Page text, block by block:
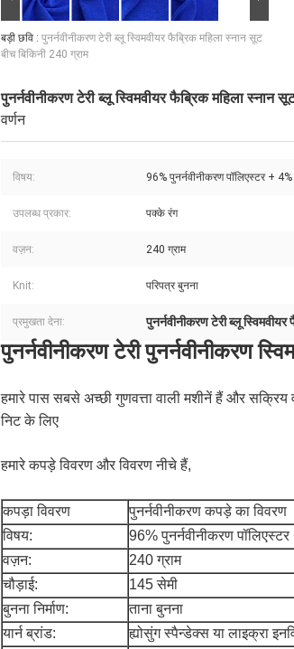
बड़ी छवि : पुनर्नवीनीकरण टेरी ब्लू स्विमवीयर फैब्रिक महिला स्नान सूट
बीच बिकिनी 240 ग्राम
पुनर्नवीनीकरण टेरी ब्लू स्विमवीयर फैब्रिक महिला स्नान
वर्णन
विषय: 96% पुनर्नवीनीकरण पॉलिएस्टर +
उपलब्ध प्रकार: पक्के रंग
वज़न: 240 ग्राम
Knit: परिपत्र बुनना
प्रमुखता देना: पुनर्नवीनीकरण टेरी ब्लू स्विमवीयर
पुनर्नवीनीकरण टेरी पुनर्नवीनीकरण
हमारे पास सबसे अच्छी गुणवत्ता वाली मशीनें हैं और
निट के लिए
हमारे कपड़े विवरण और विवरण नीचे हैं,
कपड़ा विवरण
पुनर्नवीनीकरण कपड़े का विवरण
विषय:
96% पुनर्नवीनीकरण
वज़न:
240 ग्राम
चौड़ाई:
145 सेमी
बुनना निर्माण:
ताना बुनना
यार्न ब्रांड:
ह्योसुंग स्पैन्डेक्स या लाइक्रा